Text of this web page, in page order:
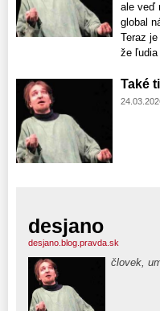
ale veď
global
Teraz
že ľudia
Také
desjano
desjano.blog.pravda.sk
človek,